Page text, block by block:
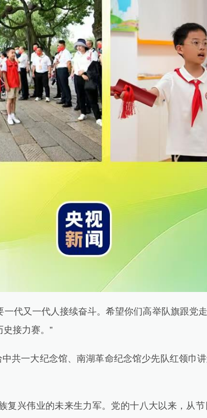
又一代人接续奋斗。希望你们高举队旗跟党
接力赛。”
一大纪念馆、南湖革命纪念馆少先队红领巾
兴伟业的未来生力军。党的十八大以来，从节